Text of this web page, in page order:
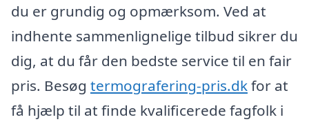
du er grundig og opmærksom. Ved at
indhente sammenlignelige tilbud sikrer du
dig, at du får den bedste service til en fair
pris. Besøg termografering-pris.dkfor at
få hjælp til at finde kvalificerede fagfolk i